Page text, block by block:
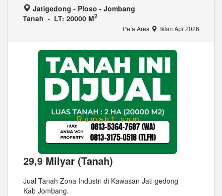
Jatigedong - Ploso - Jombang
Tanah - LT: 20000 M2
Peta Area Iklan Apr 2026
29,9 Milyar (Tanah)
Jual Tanah Zona Industri di Kawasan Jati gedong
Kab Jombang.